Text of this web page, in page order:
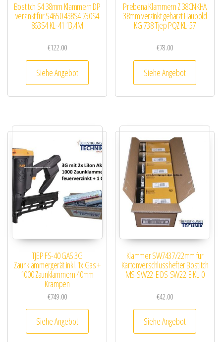
Bostitch S4 38mm Klammern DP
verzinkt für S4650 438S4 750S4
863S4 KL-41 13,4M
€122.00
Siehe Angebot
Prebena Klammern Z 38CNKHA
38mm verzinkt geharzt Haubold
KG 738 Tjep PQZ KL-57
€78.00
Siehe Angebot
TJEP FS-40 GAS 3G
Zaunklammergerät inkl. 1x Gas +
1000 Zaunklammern 40mm
Krampen
€749.00
Siehe Angebot
Klammer SW7437/22mm für
Kartonverschlusshefter Bostitch
MS-SW22-E DS-SW22-E KL-0
€42.00
Siehe Angebot